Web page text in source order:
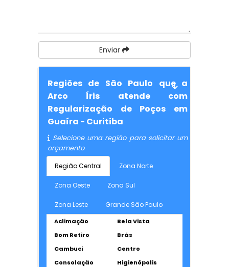
Enviar
Regiões de São Paulo que a
Arco Íris atende com
Regularização de Poços em
Guaíra - Curitiba
Selecione uma região para solicitar um
orçamento
Região Central Zona Norte
Zona Oeste Zona Sul
Zona Leste Grande São Paulo
Aclimação
Bela Vista
Bom Retiro
Brás
Cambuci
Centro
Consolação
Higienópolis